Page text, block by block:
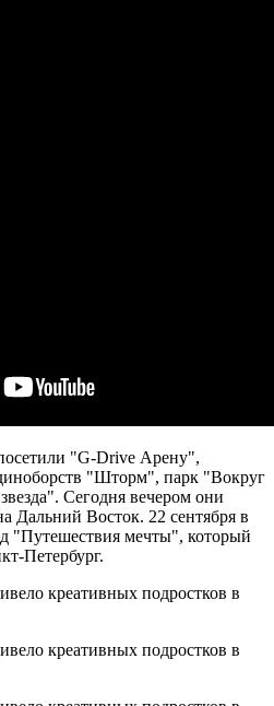
"G-Drive Арену",
"Шторм", парк "Вокруг
Сегодня вечером они
Дальний Восток. 22 сентября в
"Путешествия мечты", который
Петербург.